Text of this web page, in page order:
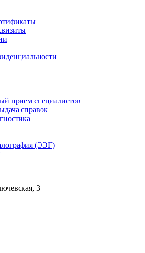
прием специалистов
справок
(ЭЭГ)
3